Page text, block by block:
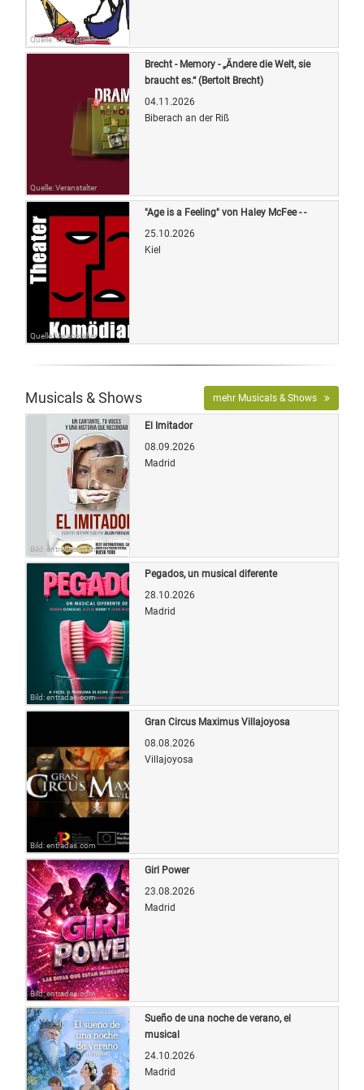
Quelle: Veranstalter
Quelle: Veranstalter
Brecht - Memory - „Ändere die Welt, sie
braucht es.“ (Bertolt Brecht)
04.11.2026
Biberach an der Riß
Quelle: Veranstalter
"Age is a Feeling" von Haley McFee - -
25.10.2026
Kiel
Musicals & Shows mehr Musicals & Shows
Bild: entradas.com
El Imitador
08.09.2026
Madrid
Bild: entradas.com
Pegados, un musical diferente
28.10.2026
Madrid
Bild: entradas.com
Gran Circus Maximus Villajoyosa
08.08.2026
Villajoyosa
Bild: entradas.com
Girl Power
23.08.2026
Madrid
Sueño de una noche de verano, el
musical
24.10.2026
Madrid